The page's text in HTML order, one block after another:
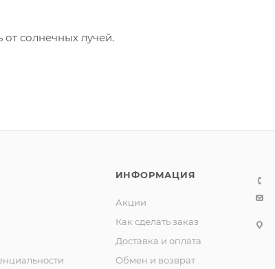
солнечных лучей.
ИНФОРМАЦИЯ
Акции
Как сделать заказ
Доставка и оплата
Обмен и возврат